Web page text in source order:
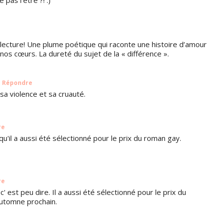
Une plume poétique qui raconte une histoire d’amour
cœurs. La dureté du sujet de la « différence ».
Répondre
violence et sa cruauté.
a aussi été sélectionné pour le prix du roman gay.
est peu dire. Il a aussi été sélectionné pour le prix du
prochain.